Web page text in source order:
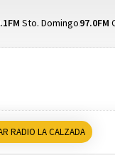
Sto. Domingo97.0FM
RADIO LA CALZADA